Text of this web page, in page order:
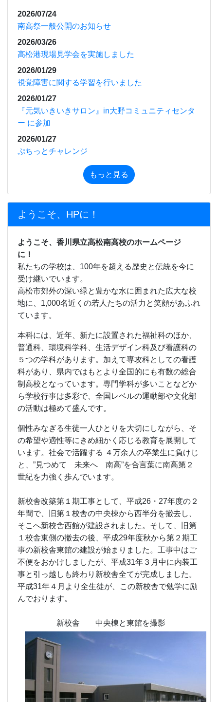
2026/01/27
ぷちっとチャレンジ
もっと見る
ようこそ、HPに！
ようこそ、香川県立高松南高校のホームページ
受け継いでいます。
高松市郊外の深い緑と豊かな水に囲まれた広大な校
地に、1,000名近くの若人たちの活力と笑顔があふれ
ています。
本科には、近年、新たに設置された福祉科のほか、
普通科、環境科学科、生活デザイン科及び看護科の
５つの学科があります。加えて専攻科としての看護
科があり、県内ではもとより全国的にも有数の総合
制高校となっています。専門学科が多いことなどか
ら学校行事は多彩で、全国レベルの運動部や文化部
の活動は極めて盛んです。
個性みなぎる生徒一人ひとりを大切にしながら、そ
の希望や適性等にきめ細かく応じる教育を展開して
います。社会で活躍する ４万余人の卒業生に負けじ
と、”見つめて 未来へ 南高”を合言葉に南高第２
世紀を力強く歩んでいます。
新校舎改築第１期工事として、平成26・27年度の２
年間で、旧第１校舎の中央棟から西半分を撤去し、
そこへ新校舎西館が建設されました。そして、旧第
事の新校舎東館の建設が始まりました。工事中はご
不便をおかけしましたが、平成31年３月中に内装工
事と引っ越しも終わり新校舎全てが完成しました。
平成31年４月より全生徒が、この新校舎で勉学に励
んでおります。
新校舎 中央棟と東館を撮影